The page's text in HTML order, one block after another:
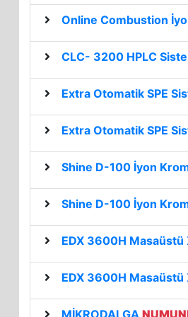
Online Combustion
CLC- 3200 HPLC
Extra Otomatik SPE
Extra Otomatik SPE
Shine D-100 İyon
Shine D-100 İyon
EDX 3600H Masaüstü
EDX 3600H Masaüstü
MİKRODALGA